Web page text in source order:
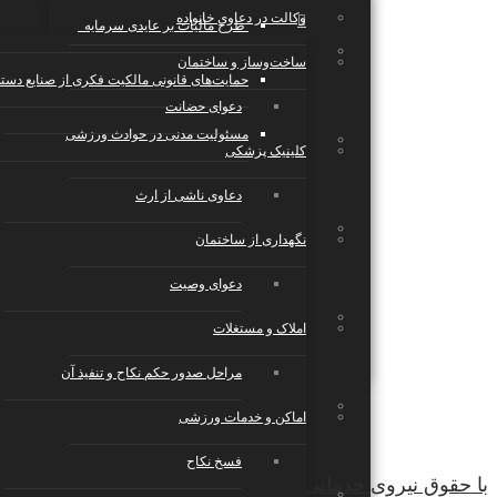
صنایع، تولید، حمل‌ونقل
رستوران، کافی‌شاپ، هتل و گردشگری
وکالت در دعاوی خانواده
دعوای حضانت
دعاوی ناشی از ارث
دعوای وصیت
مراحل صدور حکم نکاح و تنفیذ آن
فسخ نکاح
طرح مالیات بر عایدی سرمایه
حمایت‌های قانونی مالکیت فکری از صنایع
مسئولیت مدنی در حوادث ورزشی
ساخت‌وساز و ساختمان
کلینیک پزشکی
نگهداری از ساختمان
املاک و مستغلات
اماکن و خدمات ورزشی
با حقوق نیروی خدماتی روزانه آشنایی دارید؟